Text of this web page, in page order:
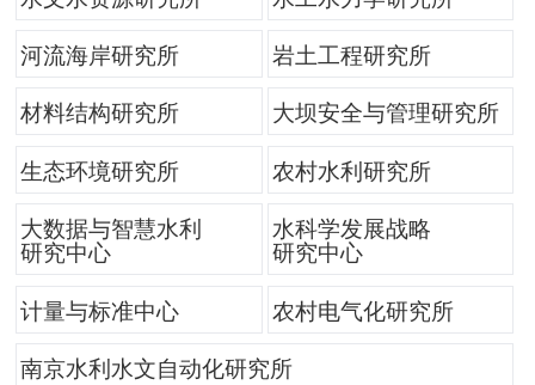
河流海岸研究所
岩土工程研究所
材料结构研究所
大坝安全与管理研究所
生态环境研究所
农村水利研究所
大数据与智慧水利
研究中心
水科学发展战略
研究中心
计量与标准中心
农村电气化研究所
南京水利水文自动化研究所